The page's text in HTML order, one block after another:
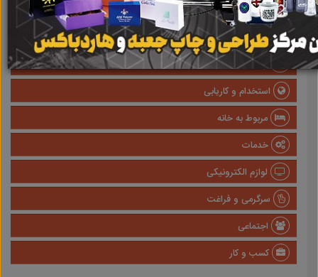
صنعتی
پزشکی و سلامت
وسایل نقلیه
استخدام و کاریابی
مربوط به خانه
خدمات
لوازم الکترونیکی
سرگرمی و فراغت
اجتماعی
کسب و کار